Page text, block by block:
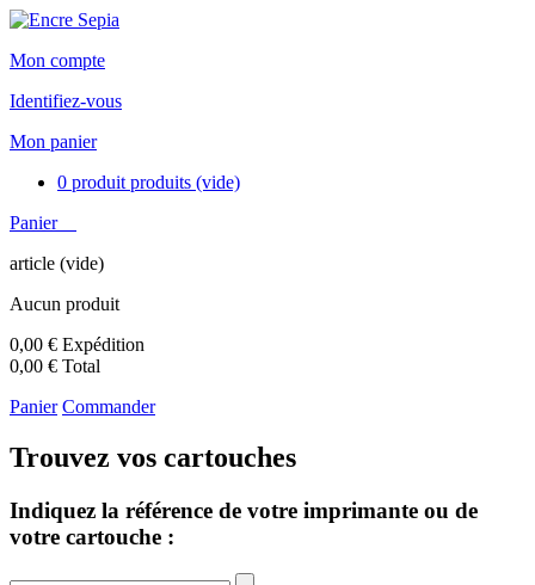
Mon compte
Identifiez-vous
Mon panier
0 produit produits (vide)
Panier
article (vide)
Aucun produit
0,00 € Expédition
0,00 € Total
Panier Commander
Trouvez vos cartouches
Indiquez la référence de votre imprimante ou de
votre cartouche :